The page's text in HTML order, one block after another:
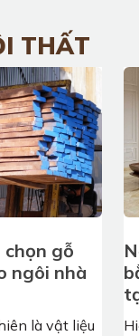
THẤT
chọn gỗ
ngôi nhà
là vật liệu